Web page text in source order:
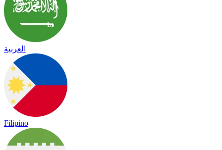
العربية
Filipino